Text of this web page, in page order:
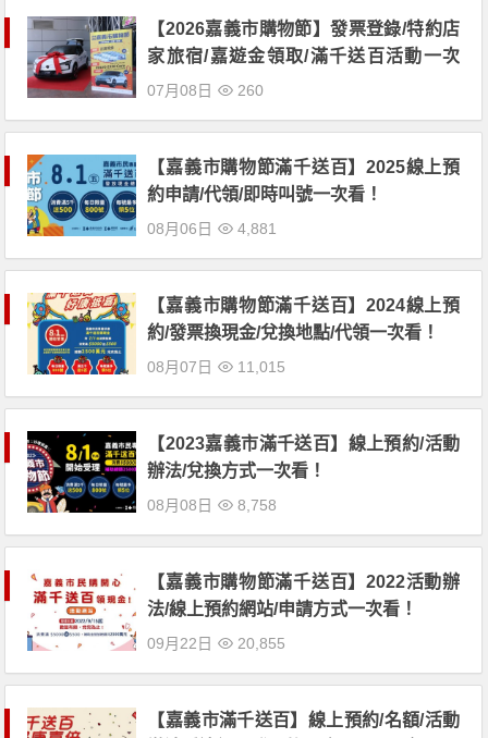
【2026嘉義市購物節】發票登錄/特約店
家旅宿/嘉遊金領取/滿千送百活動一次
看！
07月08日 260
【嘉義市購物節滿千送百】2025線上預
約申請/代領/即時叫號一次看！
08月06日 4,881
【嘉義市購物節滿千送百】2024線上預
約/發票換現金/兌換地點/代領一次看！
08月07日 11,015
【2023嘉義市滿千送百】線上預約/活動
辦法/兌換方式一次看！
08月08日 8,758
【嘉義市購物節滿千送百】2022活動辦
法/線上預約網站/申請方式一次看！
09月22日 20,855
【嘉義市滿千送百】線上預約/名額/活動